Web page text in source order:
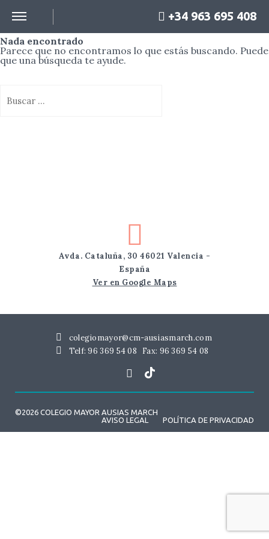
+34 963 695 408
Nada encontrado
Parece que no encontramos lo que estás buscando. Puede
que una búsqueda te ayude.
Avda. Cataluña, 30 46021 Valencia -
España
Ver en Google Maps
colegiomayor@cm-ausiasmarch.com
Telf: 96 369 54 08
Fax: 96 369 54 08
©2026 COLEGIO MAYOR AUSIAS MARCH
POLÍTICA DE PRIVACIDAD
AVISO LEGAL